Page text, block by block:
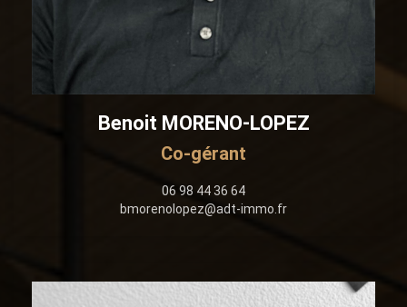
Benoit MORENO-LOPEZ
Co-gérant
06 98 44 36 64
bmorenolopez@adt-immo.fr